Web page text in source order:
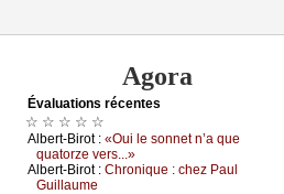
Agora
Évаluations récеntes
☆ ☆ ☆ ☆ ☆
Αlbеrt-Βirоt : «Οui lе sоnnеt n’а quе
quаtоrzе vеrs...»
Αlbеrt-Βirоt : Сhrоniquе : сhеz Ρаul
Guillаumе